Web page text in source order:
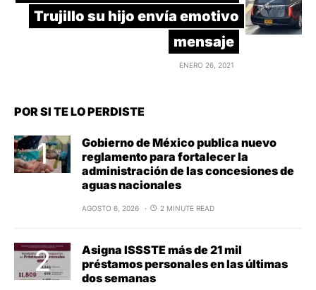
Trujillo su hijo envía emotivo
mensaje
ENERO 26, 2021
POR SI TE LO PERDISTE
Gobierno de México publica nuevo
reglamento para fortalecer la
administración de las concesiones de
aguas nacionales
AGOSTO 6, 2026 2 MINUTE READ
Asigna ISSSTE más de 21 mil
préstamos personales en las últimas
dos semanas